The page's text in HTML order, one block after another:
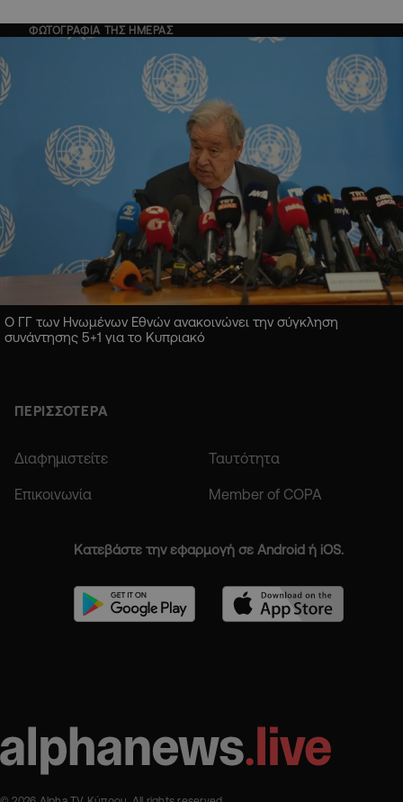
ΦΩΤΟΓΡΑΦΙΑ ΤΗΣ ΗΜΕΡΑΣ
Ο ΓΓ των Ηνωμένων Εθνών ανακοινώνει την σύγκληση
συνάντησης 5+1 για το Κυπριακό
ΠΕΡΙΣΣΟΤΕΡΑ
Διαφημιστείτε Ταυτότητα
Επικοινωνία Member of COPA
Κατεβάστε την εφαρμογή σε Android ή iOS.